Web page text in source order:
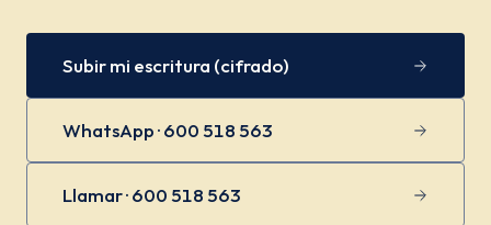
Subir mi escritura (cifrado)
WhatsApp · 600 518 563
Llamar · 600 518 563